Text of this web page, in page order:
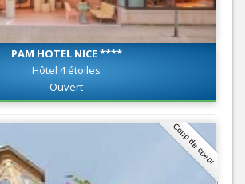
PAM HOTEL NICE ****
Hôtel 4 étoiles
Ouvert
Coup de coeur